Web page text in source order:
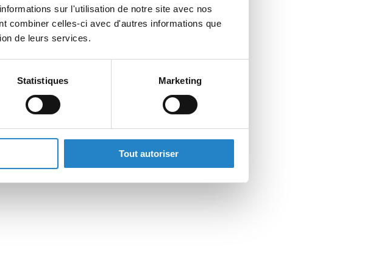
sur l'utilisation de notre site avec nos
combiner celles-ci avec d'autres informations que
de leurs services.
Statistiques Marketing
Tout autoriser